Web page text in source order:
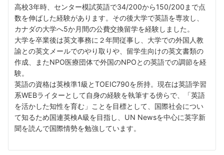
高校3年時、センター模試英語で34/200から150/200まで点
数を伸ばした経験があります。その後大学で英語を専攻し、
カナダの大学へ5か月間の公費交換留学を経験しました。
大学を卒業後は英文事務に２年間従事し、大学での外国人教
諭との英文メールでのやり取りや、留学生向けの英文書類の
作成、またNPO医療団体で外国のNPOとの英語での調節を経
験。
英語の資格は英検準1級とTOEIC790を所持。現在は英語学習
系WEBライターとして自身の経験を執筆する傍らで、「英語
を活かした知性を育む」ことを目標として、国際社会につい
て知るため国連英検A級を目指し、UN Newsを中心に英字新
聞を読んで国際情勢を勉強しています。